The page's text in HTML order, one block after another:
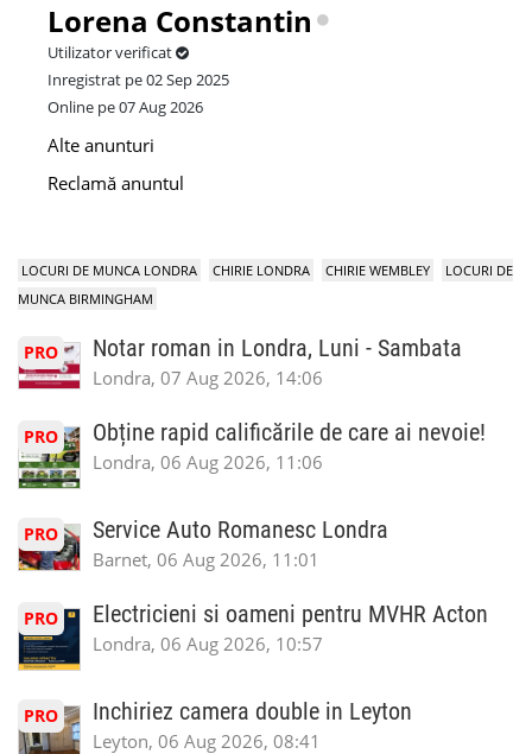
Lorena Constantin
Utilizator verificat
Inregistrat pe 02 Sep 2025
Online pe 07 Aug 2026
Alte anunturi
Reclamă anuntul
LOCURI DE MUNCA LONDRA CHIRIE LONDRA CHIRIE WEMBLEY
LOCURI DE
MUNCA BIRMINGHAM
PRO Notar roman in Londra, Luni - Sambata
Londra, 07 Aug 2026, 14:06
PRO Obține rapid calificările de care ai nevoie!
Londra, 06 Aug 2026, 11:06
PRO Service Auto Romanesc Londra
Barnet, 06 Aug 2026, 11:01
PRO Electricieni si oameni pentru MVHR Acton
Londra, 06 Aug 2026, 10:57
PRO Inchiriez camera double in Leyton
Leyton, 06 Aug 2026, 08:41